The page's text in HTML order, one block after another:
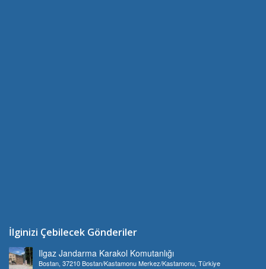
İlginizi Çebilecek Gönderiler
Ilgaz Jandarma Karakol Komutanlığı
Bostan, 37210 Bostan/Kastamonu Merkez/Kastamonu, Türkiye